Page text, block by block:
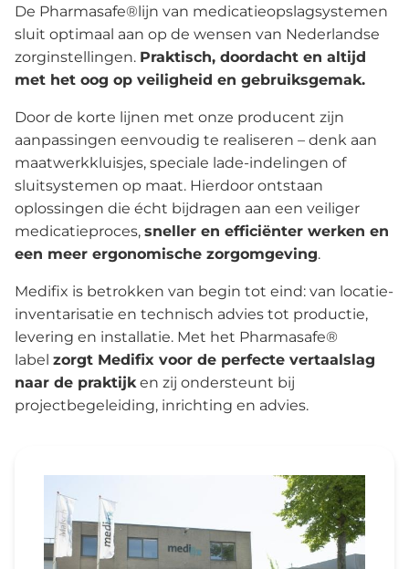
De Pharmasafe®lijn van medicatieopslagsystemen
sluit optimaal aan op de wensen van Nederlandse
zorginstellingen. Praktisch, doordacht en altijd
met het oog op veiligheid en gebruiksgemak.
Door de korte lijnen met onze producent zijn
aanpassingen eenvoudig te realiseren – denk aan
maatwerkkluisjes, speciale lade-indelingen of
sluitsystemen op maat. Hierdoor ontstaan
oplossingen die écht bijdragen aan een veiliger
medicatieproces, sneller en efficiënter werken en
een meer ergonomische zorgomgeving.
Medifix is betrokken van begin tot eind: van locatie-
inventarisatie en technisch advies tot productie,
levering en installatie. Met het Pharmasafe®
label zorgt Medifix voor de perfecte vertaalslag
naar de praktijken zij ondersteunt bij
projectbegeleiding, inrichting en advies.